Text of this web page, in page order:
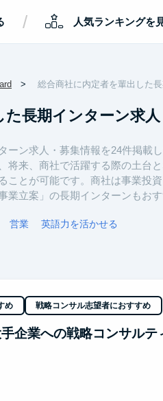
/ 人気ランキングを
総合商社に内定者を輩出した
長期インターン求
ーン求人・募集情報を24件掲載
将来、商社で活躍する際の土台
ことが可能です。商社は事業投
立案」の長期インターンもおす
営業 英語力を活かせる
め 戦略コンサル志望者におすすめ
企業への戦略コンサルテ